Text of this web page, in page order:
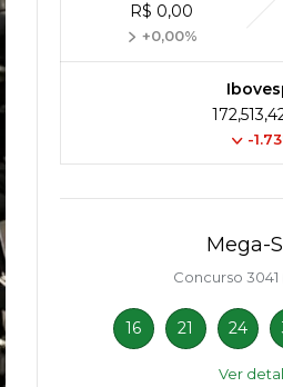
R$ 0,00
+0,00%
-
Mega-
Concurso
16 21 24
Ver